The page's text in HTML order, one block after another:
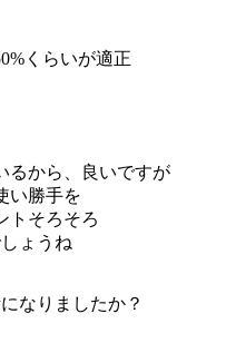
くらいが適正
るから、良いですが
い勝手を
トそろそろ
ょうね
なりましたか？